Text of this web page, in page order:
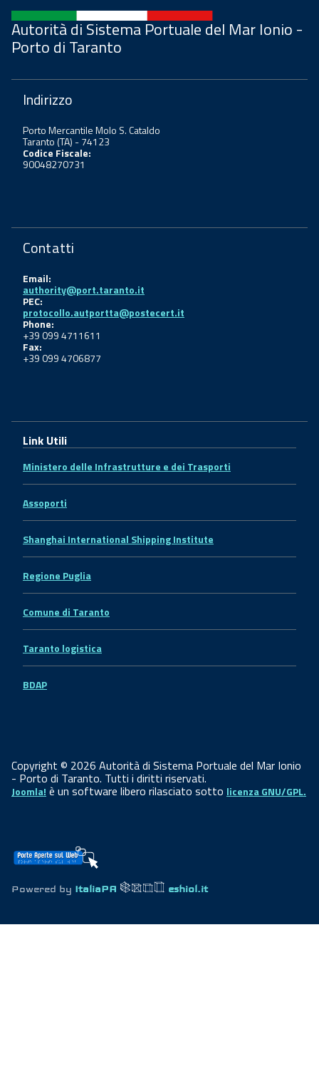
Autorità di Sistema Portuale del Mar Ionio -
Porto di Taranto
Indirizzo
Porto Mercantile Molo S. Cataldo
Taranto (TA) - 74123
Codice Fiscale:
90048270731
Contatti
Email:
authority@port.taranto.it
PEC:
protocollo.autportta@postecert.it
Phone:
+39 099 4711611
Fax:
+39 099 4706877
Link Utili
Ministero delle Infrastrutture e dei Trasporti
Assoporti
Shanghai International Shipping Institute
Regione Puglia
Comune di Taranto
Taranto logistica
BDAP
Copyright © 2026 Autorità di Sistema Portuale del Mar Ionio
- Porto di Taranto. Tutti i diritti riservati.
Joomla! è un software libero rilasciato sotto licenza GNU/GPL.
Powered by ItaliaPA eshiol.it